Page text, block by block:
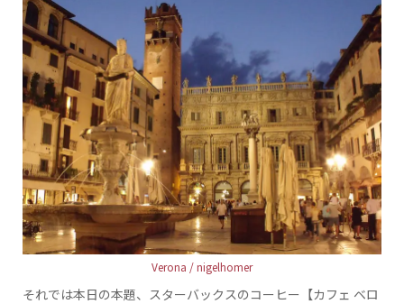
Verona / nigelhomer
それでは本日の本題、スターバックスのコーヒー【カフェ ベロ